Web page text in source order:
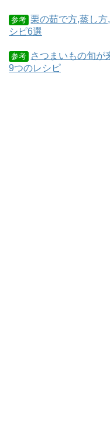
参考 栗の茹で方,蒸し
シピ6選
参考
さつまいもの旬が
9つのレシピ